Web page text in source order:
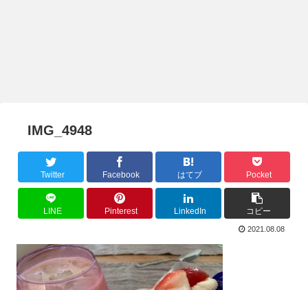
IMG_4948
Twitter Facebook はてブ Pocket
LINE Pinterest LinkedIn コピー
2021.08.08